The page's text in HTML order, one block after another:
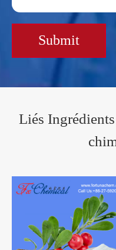
Submit
Liés